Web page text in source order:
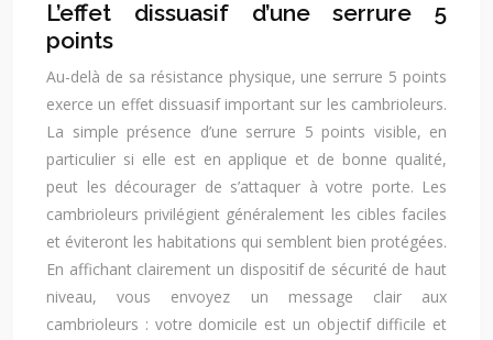
L’effet dissuasif d’une serrure 5
points
Au-delà de sa résistance physique, une serrure 5 points
exerce un effet dissuasif important sur les cambrioleurs.
La simple présence d’une serrure 5 points visible, en
particulier si elle est en applique et de bonne qualité,
peut les décourager de s’attaquer à votre porte. Les
cambrioleurs privilégient généralement les cibles faciles
et éviteront les habitations qui semblent bien protégées.
En affichant clairement un dispositif de sécurité de haut
niveau, vous envoyez un message clair aux
cambrioleurs : votre domicile est un objectif difficile et